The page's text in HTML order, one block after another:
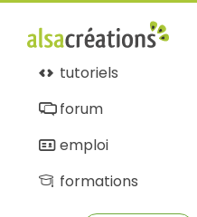
tutoriels
forum
emploi
formations